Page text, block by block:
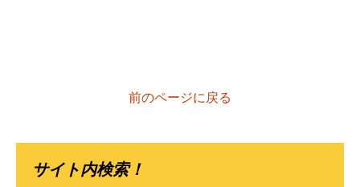
前のページに戻る
サイト内検索！